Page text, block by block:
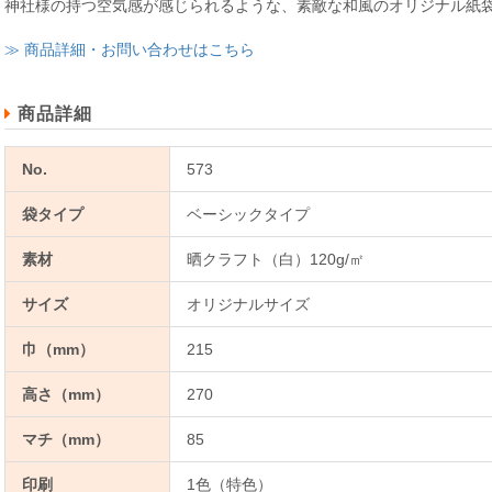
神社様の持つ空気感が感じられるような、素敵な和風のオリジナル紙
≫ 商品詳細・お問い合わせはこちら
商品詳細
No. 573
袋タイプ ベーシックタイプ
素材 晒クラフト（白）120g/㎡
サイズ オリジナルサイズ
巾（mm） 215
高さ（mm） 270
マチ（mm） 85
印刷 1色（特色）